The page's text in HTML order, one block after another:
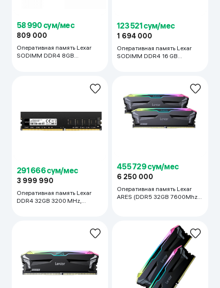
58 990 сум/мес
809 000
Оперативная память Lexar
SODIMM DDR4 8GB
123 521 сум/мес
1 694 000
Оперативная память Lexar
SODIMM DDR4 16 GB
291 666 сум/мес
3 999 990
Оперативная память Lexar
DDR4 32GB 3200 MHz,
455 729 сум/мес
6 250 000
Оперативная память Lexar
ARES (DDR5 32GB 7600Mhz),